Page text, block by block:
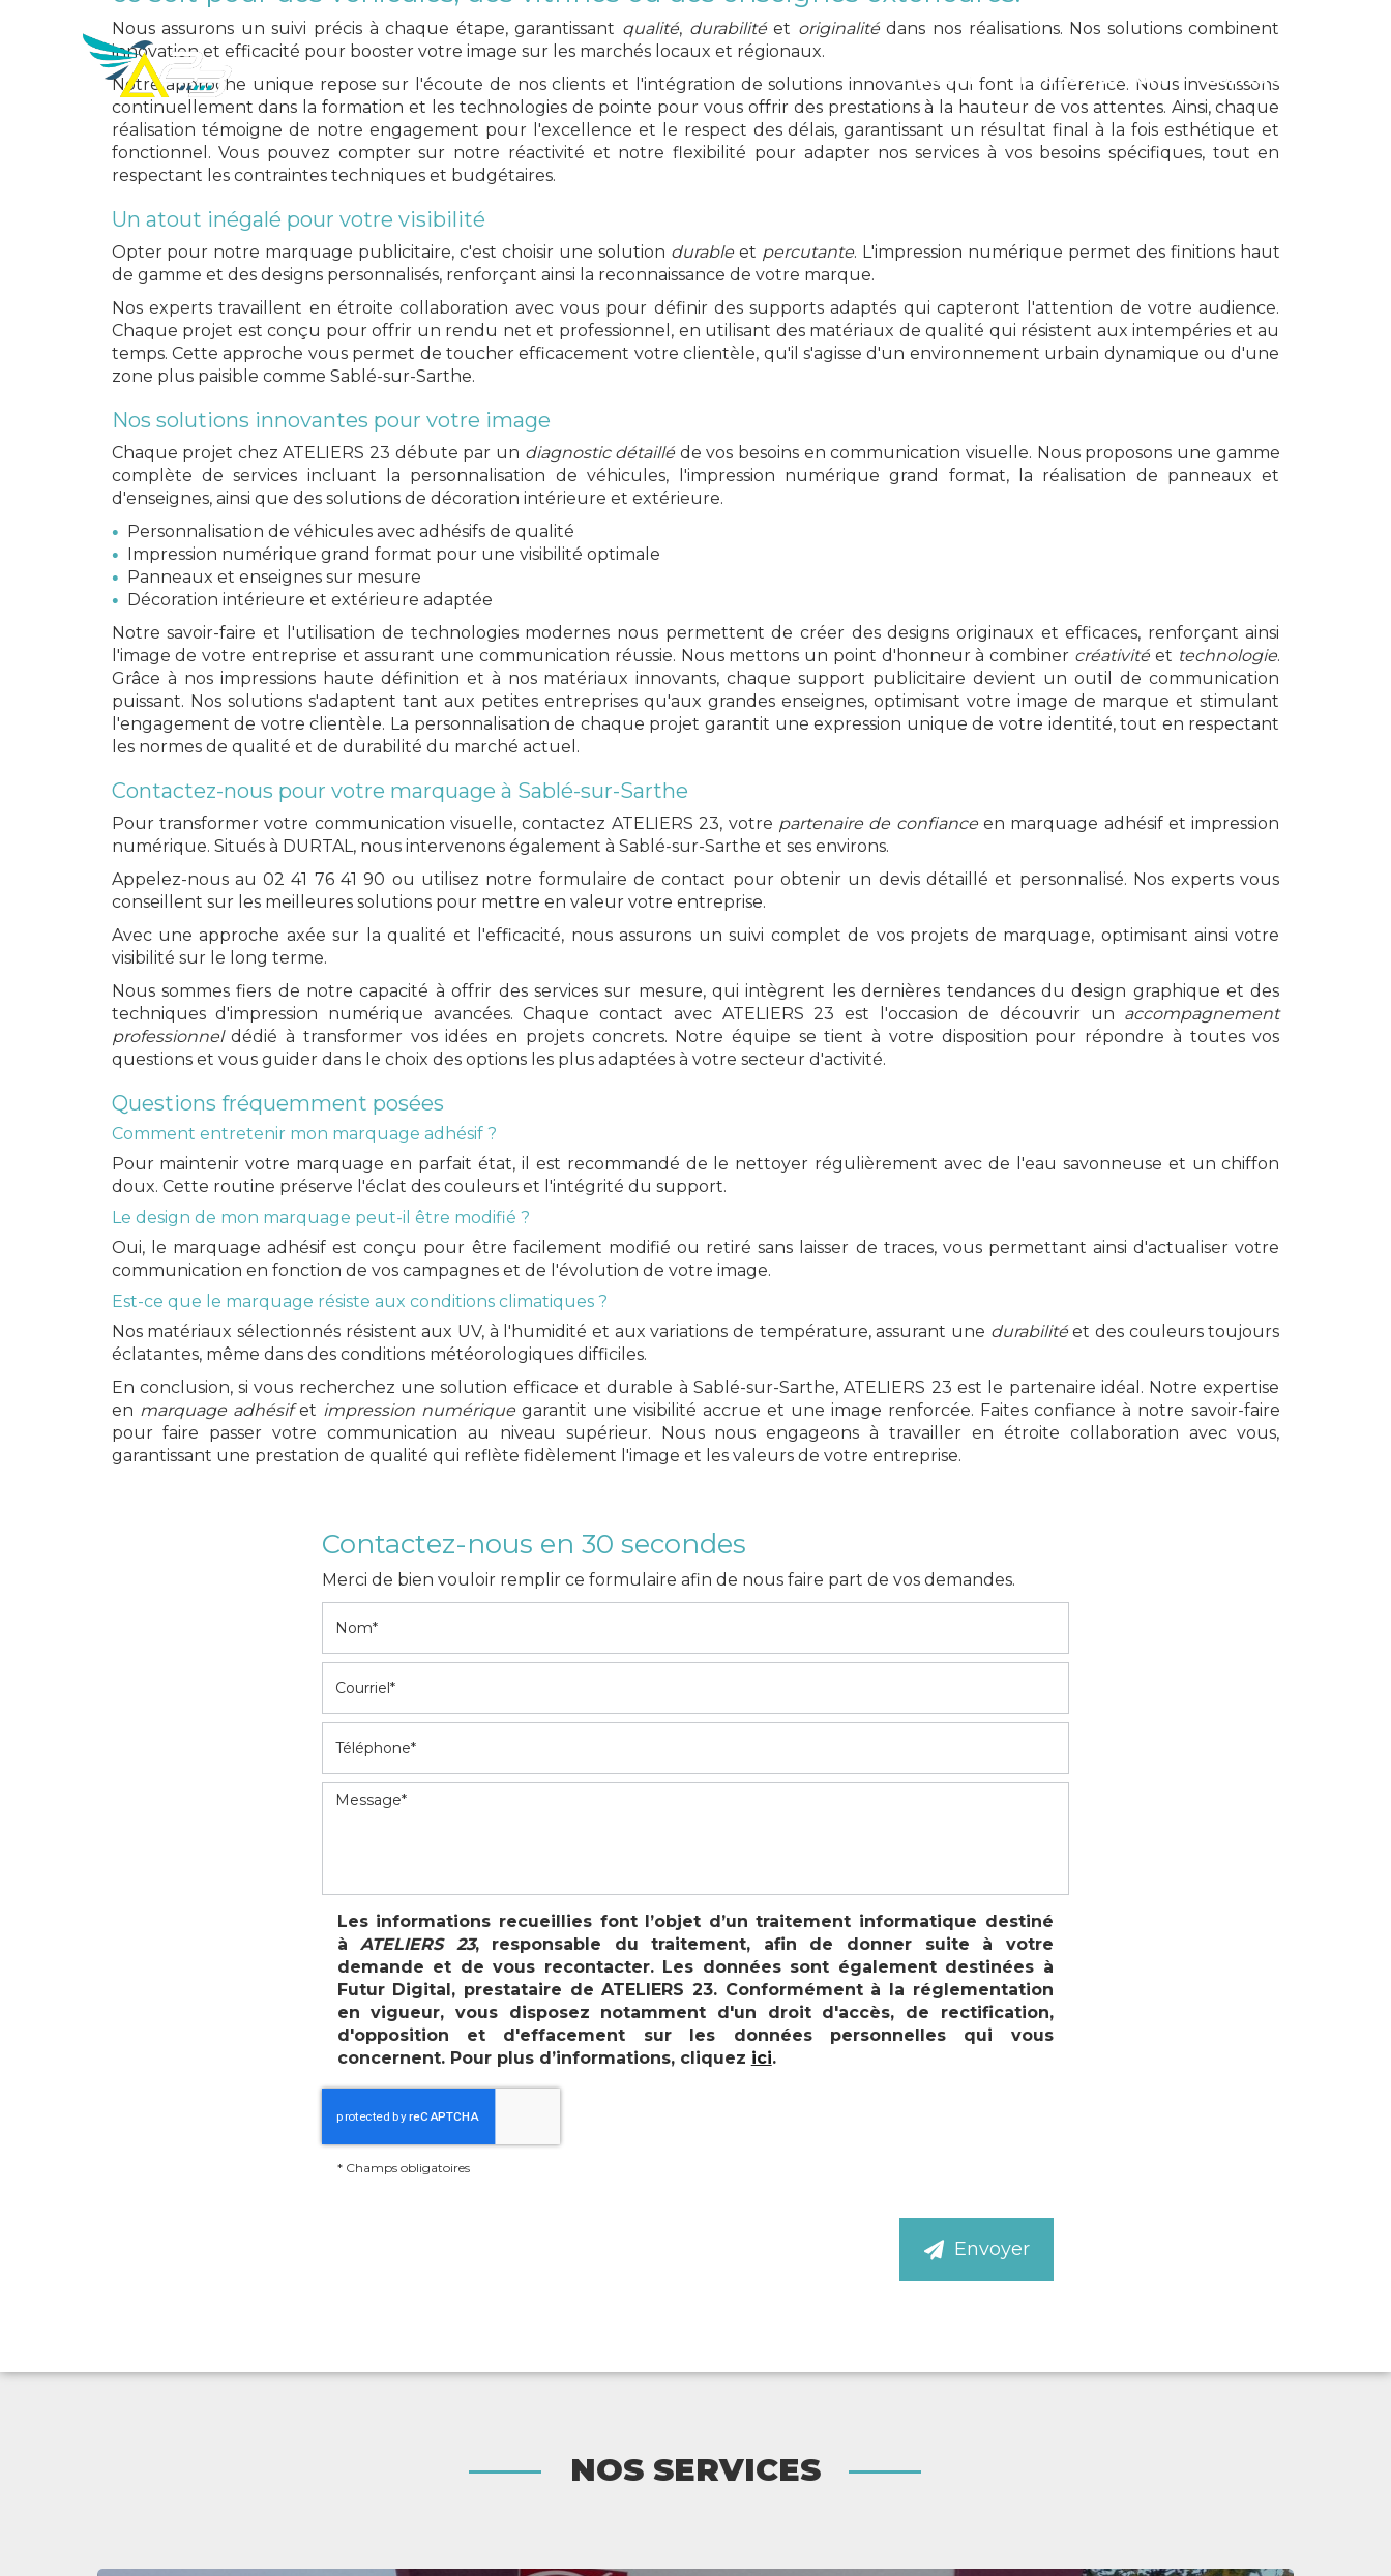
ATELIERS
23
Accueil Présentation Contact
ATELIERS 23
Créateur de votre publicité
AFFICHER LE NUMÉRO
Nous assurons un suivi précis à chaque étape, garantissant qualité, durabilitéet originalitédans nos réalisations. Nos solutions combinent
innovation et efficacité pour booster votre image sur les marchés locaux et régionaux.
Notre approche unique repose sur l'écoute de nos clients et l'intégration de solutions innovantes qui font la différence. Nous investissons
continuellement dans la formation et les technologies de pointe pour vous offrir des prestations à la hauteur de vos attentes. Ainsi, chaque
réalisation témoigne de notre engagement pour l'excellence et le respect des délais, garantissant un résultat final à la fois esthétique et
fonctionnel. Vous pouvez compter sur notre réactivité et notre flexibilité pour adapter nos services à vos besoins spécifiques, tout en
respectant les contraintes techniques et budgétaires.
Un atout inégalé pour votre visibilité
Opter pour notre marquage publicitaire, c'est choisir une solution durableet percutante. L'impression numérique permet des finitions haut
de gamme et des designs personnalisés, renforçant ainsi la reconnaissance de votre marque.
Nos experts travaillent en étroite collaboration avec vous pour définir des supports adaptés qui capteront l'attention de votre audience.
Chaque projet est conçu pour offrir un rendu net et professionnel, en utilisant des matériaux de qualité qui résistent aux intempéries et au
temps. Cette approche vous permet de toucher efficacement votre clientèle, qu'il s'agisse d'un environnement urbain dynamique ou d'une
zone plus paisible comme Sablé-sur-Sarthe.
Nos solutions innovantes pour votre image
Chaque projet chez ATELIERS 23 débute par un diagnostic détaillé de vos besoins en communication visuelle. Nous proposons une gamme
complète de services incluant la personnalisation de véhicules, l'impression numérique grand format, la réalisation de panneaux et
d'enseignes, ainsi que des solutions de décoration intérieure et extérieure.
Personnalisation de véhicules avec adhésifs de qualité
Impression numérique grand format pour une visibilité optimale
Panneaux et enseignes sur mesure
Décoration intérieure et extérieure adaptée
Notre savoir-faire et l'utilisation de technologies modernes nous permettent de créer des designs originaux et efficaces, renforçant ainsi
l'image de votre entreprise et assurant une communication réussie. Nous mettons un point d'honneur à combiner créativitéet technologie.
Grâce à nos impressions haute définition et à nos matériaux innovants, chaque support publicitaire devient un outil de communication
puissant. Nos solutions s'adaptent tant aux petites entreprises qu'aux grandes enseignes, optimisant votre image de marque et stimulant
l'engagement de votre clientèle. La personnalisation de chaque projet garantit une expression unique de votre identité, tout en respectant
les normes de qualité et de durabilité du marché actuel.
Contactez-nous pour votre marquage à Sablé-sur-Sarthe
Pour transformer votre communication visuelle, contactez ATELIERS 23, votre partenaire de confianceen marquage adhésif et impression
numérique. Situés à DURTAL, nous intervenons également à Sablé-sur-Sarthe et ses environs.
Appelez-nous au 02 41 76 41 90 ou utilisez notre formulaire de contact pour obtenir un devis détaillé et personnalisé. Nos experts vous
conseillent sur les meilleures solutions pour mettre en valeur votre entreprise.
Avec une approche axée sur la qualité et l'efficacité, nous assurons un suivi complet de vos projets de marquage, optimisant ainsi votre
visibilité sur le long terme.
Nous sommes fiers de notre capacité à offrir des services sur mesure, qui intègrent les dernières tendances du design graphique et des
techniques d'impression numérique avancées. Chaque contact avec ATELIERS 23 est l'occasion de découvrir un accompagnement
professionneldédié à transformer vos idées en projets concrets. Notre équipe se tient à votre disposition pour répondre à toutes vos
questions et vous guider dans le choix des options les plus adaptées à votre secteur d'activité.
Questions fréquemment posées
Comment entretenir mon marquage adhésif ?
Pour maintenir votre marquage en parfait état, il est recommandé de le nettoyer régulièrement avec de l'eau savonneuse et un chiffon
doux. Cette routine préserve l'éclat des couleurs et l'intégrité du support.
Le design de mon marquage peut-il être modifié ?
Oui, le marquage adhésif est conçu pour être facilement modifié ou retiré sans laisser de traces, vous permettant ainsi d'actualiser votre
communication en fonction de vos campagnes et de l'évolution de votre image.
Est-ce que le marquage résiste aux conditions climatiques ?
Nos matériaux sélectionnés résistent aux UV, à l'humidité et aux variations de température, assurant une durabilitéet des couleurs toujours
éclatantes, même dans des conditions météorologiques difficiles.
En conclusion, si vous recherchez une solution efficace et durable à Sablé-sur-Sarthe, ATELIERS 23 est le partenaire idéal. Notre expertise
en marquage adhésifet impression numériquegarantit une visibilité accrue et une image renforcée. Faites confiance à notre savoir-faire
pour faire passer votre communication au niveau supérieur. Nous nous engageons à travailler en étroite collaboration avec vous,
garantissant une prestation de qualité qui reflète fidèlement l'image et les valeurs de votre entreprise.
Contactez-nous en 30 secondes
Merci de bien vouloir remplir ce formulaire afin de nous faire part de vos demandes.
Les informations recueillies font l’objet d’un traitement informatique destiné
à ATELIERS 23, responsable du traitement, afin de donner suite à votre
demande et de vous recontacter. Les données sont également destinées à
Futur Digital, prestataire de ATELIERS 23. Conformément à la réglementation
en vigueur, vous disposez notamment d'un droit d'accès, de rectification,
d'opposition et d'effacement sur les données personnelles qui vous
concernent. Pour plus d’informations, cliquez ici.
* Champs obligatoires
NOS SERVICES